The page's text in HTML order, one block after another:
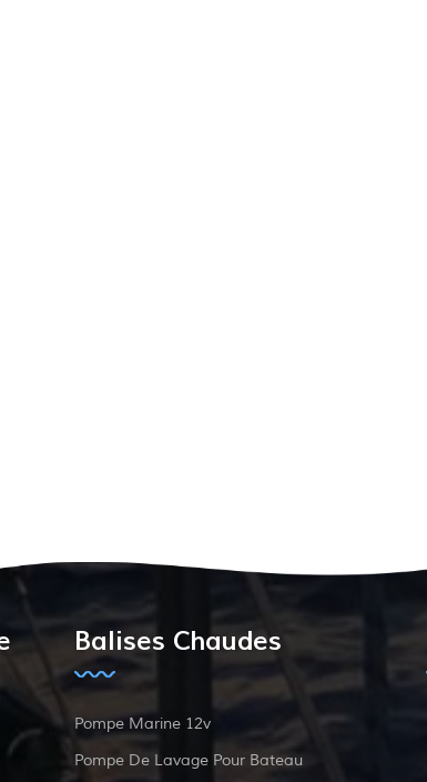
Balises Chaudes
Pompe Marine 12v
Pompe De Lavage Pour Bateau